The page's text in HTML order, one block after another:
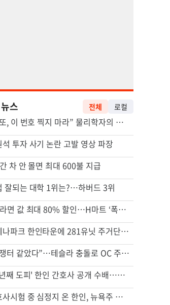
스 전체 로컬
“로또, 이 번호 찍지 마라” 물리학자의 당첨금 높이는 비밀
석 투자 사기 논란 고발 영상 파장
차 안 몰면 최대 600불 지급
잘되는 대학 1위는?…하버드 3위
쌀·라면 값 최대 80% 할인…H마트 ‘폭탄 세일’
부에나파크 한인타운에 281유닛 주거단지 들어선다
“전쟁터 같았다”…테슬라 충돌로 OC 주택 4채 파손
'14년째 도피' 한인 간호사 공개 수배…메디케어 사기 유죄
변호사시험 중 심정지 온 한인, 뉴욕주 제소